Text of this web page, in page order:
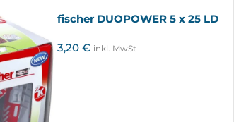
fischer DUOPOWER 5 x 25 LD
3,20€ inkl. MwSt